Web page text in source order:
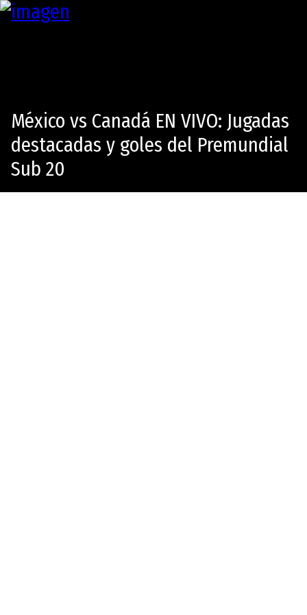
México vs Canadá EN VIVO: Jugadas
destacadas y goles del Premundial
Sub 20